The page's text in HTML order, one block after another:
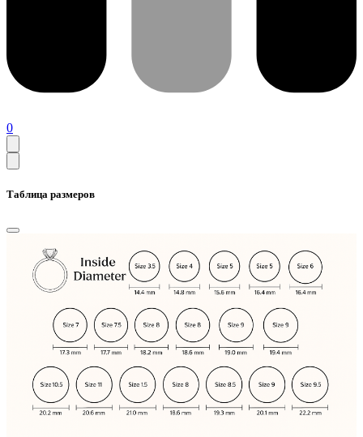
0
Таблица размеров